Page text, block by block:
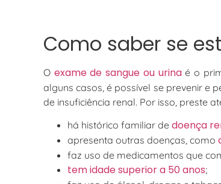
Como saber se
O exame de sangue ou urinaé o
alguns casos, é possível se prevenir e
de insuficiência renal. Por isso, preste
há histórico familiar de doença
apresenta outras doenças, como
faz uso de medicamentos que
tem idade superior a 50 anos;